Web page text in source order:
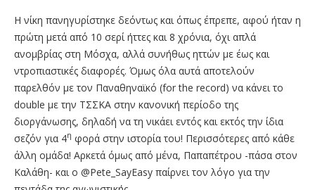
Η νίκη πανηγυρίστηκε δεόντως και όπως έπρεπε, αφού ήταν η
πρώτη μετά από 10 σερί ήττες και 8 χρόνια, όχι απλά
ανομβρίας στη Μόσχα, αλλά συνήθως ηττών με έως και
ντροπιαστικές διαφορές. Όμως όλα αυτά αποτελούν
παρελθόν με τον Παναθηναϊκό (for the record) να κάνει το
double με την ΤΣΣΚΑ στην κανονική περίοδο της
διοργάνωσης, δηλαδή να τη νικάει εντός και εκτός την ίδια
σεζόν για 4η φορά στην ιστορία του! Περισσότερες από κάθε
άλλη ομάδα! Αρκετά όμως από μένα, Παπαπέτρου -πάσα στον
Καλάθη- και ο @Pete_SayEasy παίρνει τον λόγο για την